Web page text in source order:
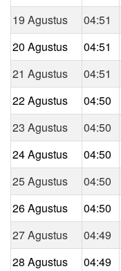
19 Agustus
04:51
20 Agustus
04:51
21 Agustus
04:51
22 Agustus
04:50
23 Agustus
04:50
24 Agustus
04:50
25 Agustus
04:50
26 Agustus
04:50
27 Agustus
04:49
28 Agustus
04:49